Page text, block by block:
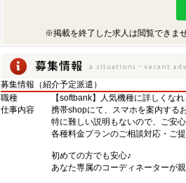
※掲載を終了した求人は閲覧できま
募集情報（紹介予定派遣）
職種
【softbank】人気機種に詳しくな
仕事内容
携帯shopにて、スマホを案内する
特に難しい説明もないので、ご安
各種料金プランのご相談対応・ご
初めての方でも安心♪
あなた専属のコーディネーターが